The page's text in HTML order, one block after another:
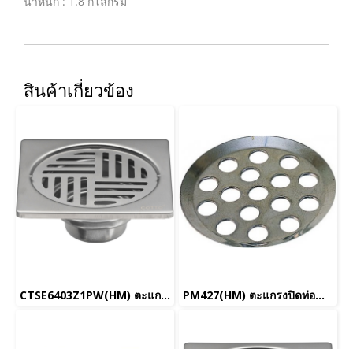
สินค้าเกี่ยวข้อง
CTSE6403Z1PW(HM) ตะแกรงน้ำทิ้งสเเตนเลสเหลี่ยมหน้าแปลน 4 นิ้ว PM427(HM) ตะแกรงปิดท่อน้ำทิ้ง ขนาด3นิ้ว รุ่น HOTEL_ยกเลิกการผลิต